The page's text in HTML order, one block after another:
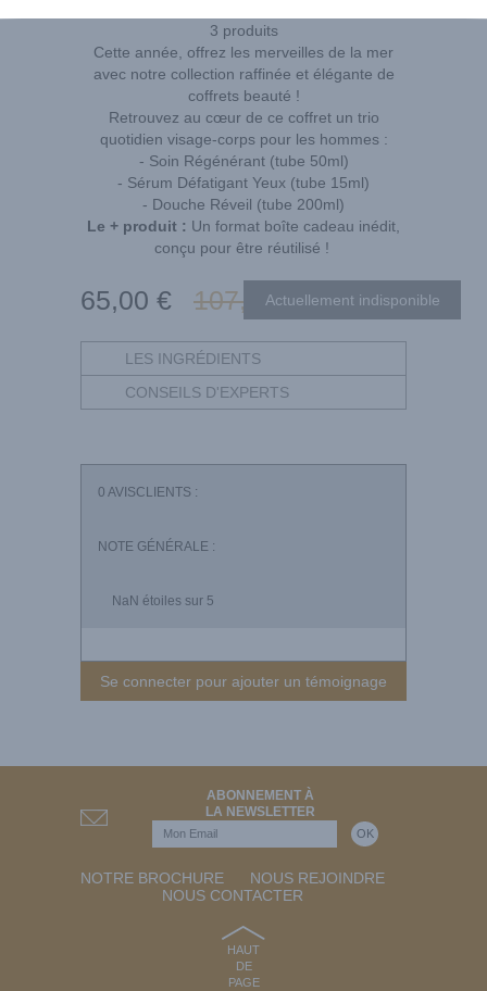
3 produits
Cette année, offrez les merveilles de la mer
avec notre collection raffinée et élégante de
coffrets beauté !
Retrouvez au cœur de ce coffret un trio
quotidien visage-corps pour les hommes :
- Soin Régénérant (tube 50ml)
- Sérum Défatigant Yeux (tube 15ml)
- Douche Réveil (tube 200ml)
Le + produit : Un format boîte cadeau inédit,
conçu pour être réutilisé !
65,00 € 107,00 €
LES INGRÉDIENTS
CONSEILS D'EXPERTS
0 AVISCLIENTS :
NOTE GÉNÉRALE :
NaN étoiles sur 5
Se connecter pour ajouter un témoignage
ABONNEMENT À
LA NEWSLETTER
NOTRE BROCHURE
NOUS REJOINDRE
NOUS CONTACTER
HAUT
DE
PAGE